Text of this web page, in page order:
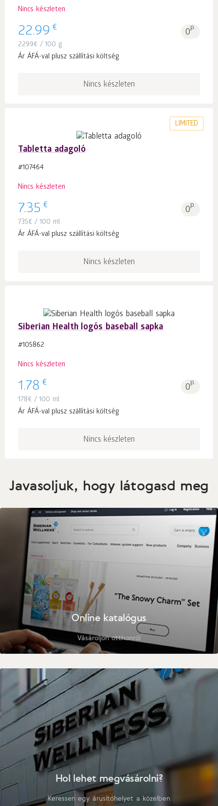
Nincs készleten
22.99 € 0p.
2299€ / 100 g
Ár ÁFÁ-val plusz szállítási költség
Nincs készleten
LIMITED
Tabletta adagoló
#107464
Nincs készleten
7.35 € 0p.
735€ / 100 ml
Ár ÁFÁ-val plusz szállítási költség
Nincs készleten
Siberian Health logós baseball sapka
#105862
Nincs készleten
1.78 € 0p.
178€ / 100 ml
Ár ÁFÁ-val plusz szállítási költség
Nincs készleten
Javasoljuk, hogy látogasd meg
Online katalógus
Vásároljon otthonról
Hol lehet megvásárolni?
Keressen egy árusítóhelyet a közelben